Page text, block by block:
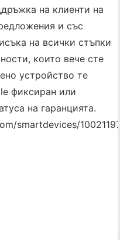
на клиенти на
и със
на всички стъпки
които вече сте
устройство те
фиксиран или
на гаранцията.
smartdevices/